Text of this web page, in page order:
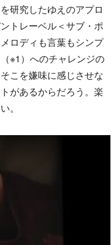
研究したゆえのアプロ
トレーベル＜サブ・ポ
ロディも言葉もシンプ
※1）へのチャレンジの
こを嫌味に感じさせな
があるからだろう。楽
。